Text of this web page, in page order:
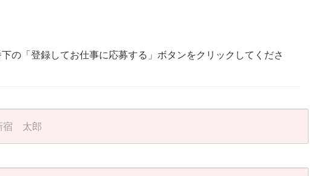
の「登録してお仕事に応募する」ボタンをクリックしてくださ